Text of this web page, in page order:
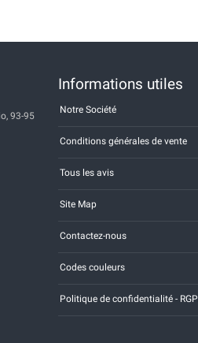
93-95
Informations utiles
Notre Société
Conditions générales de vente
Tous les avis
Site Map
Contactez-nous
Codes couleurs
Politique de confidentialité -